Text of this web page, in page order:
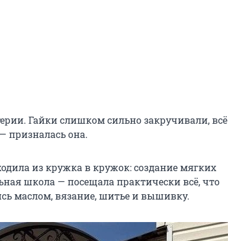
Гайки слишком сильно закручивали, всё
призналась она.
из кружка в кружок: создание мягких
школа — посещала практически всё, что
маслом, вязание, шитье и вышивку.